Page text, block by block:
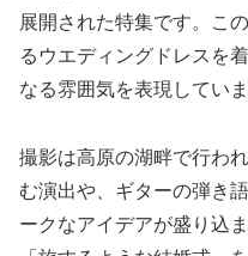
展開された特集です。こ
るウエディングドレスを
なる雰囲気を表現していま
撮影は高原の湖畔で行わ
む演出や、ギターの弾き
ークなアイデアが盛り込